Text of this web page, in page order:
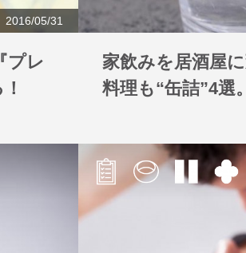
2016/05/31
プレ
家飲みを居酒屋
料理も“缶詰”4選。